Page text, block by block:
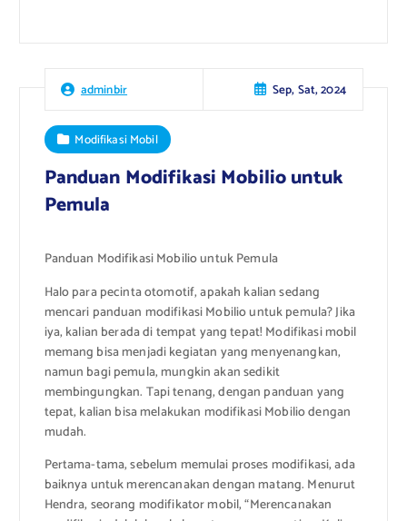
adminbir Sep, Sat, 2024
Modifikasi Mobil
Panduan Modifikasi Mobilio untuk
Pemula
Panduan Modifikasi Mobilio untuk Pemula
Halo para pecinta otomotif, apakah kalian sedang
mencari panduan modifikasi Mobilio untuk pemula? Jika
iya, kalian berada di tempat yang tepat! Modifikasi mobil
memang bisa menjadi kegiatan yang menyenangkan,
namun bagi pemula, mungkin akan sedikit
membingungkan. Tapi tenang, dengan panduan yang
tepat, kalian bisa melakukan modifikasi Mobilio dengan
mudah.
Pertama-tama, sebelum memulai proses modifikasi, ada
baiknya untuk merencanakan dengan matang. Menurut
Hendra, seorang modifikator mobil, “Merencanakan